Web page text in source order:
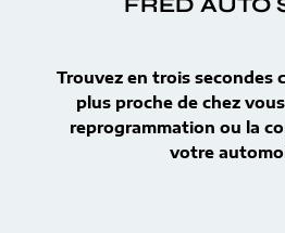
Trouvez en trois secondes
plus proche de chez
reprogrammation ou la
votre